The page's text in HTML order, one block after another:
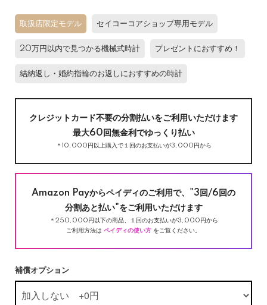
取扱店限定モデル セイコーコアショップ専用モデル
20万円以内で見つかる機械式時計 プレゼントにおすすめ！
結納返し・婚約指輪のお返しにおすすめの時計
クレジットカード不要の分割払いをご利用いただけます
最大60回無金利でゆっくり払い
＊10,000円以上購入で１回のお支払いが3,000円から
Amazon Payからペイディのご利用で、"3回/6回の
分割あと払い"をご利用いただけます
＊250,000円以下の商品、１回のお支払いが3,000円から
ご利用方法は ペイディの使い方 をご覧ください。
補償オプション